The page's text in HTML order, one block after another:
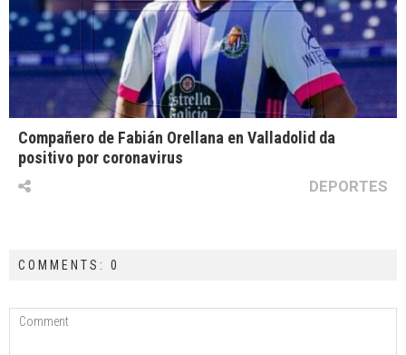
Compañero de Fabián Orellana en Valladolid da
positivo por coronavirus
DEPORTES
COMMENTS: 0